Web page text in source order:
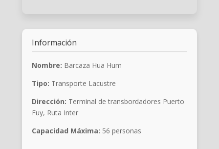
Información
Nombre: Barcaza Hua Hum
Tipo: Transporte Lacustre
Dirección: Terminal de transbordadores Puerto
Fuy, Ruta Inter
Capacidad Máxima: 56 personas